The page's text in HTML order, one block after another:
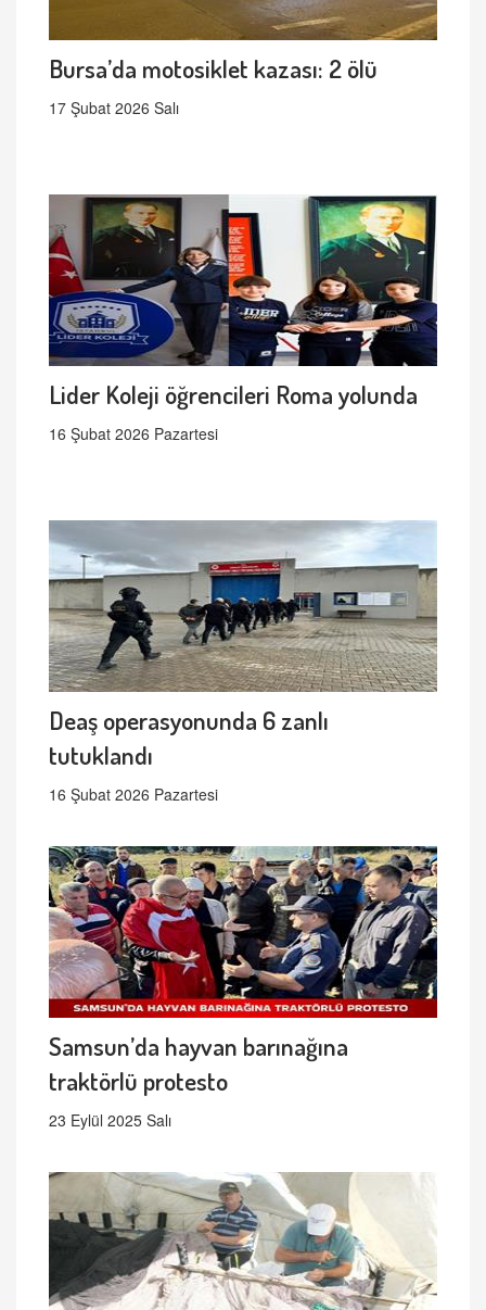
Bursa’da motosiklet kazası: 2 ölü
17 Şubat 2026 Salı
Lider Koleji öğrencileri Roma yolunda
16 Şubat 2026 Pazartesi
Deaş operasyonunda 6 zanlı
tutuklandı
16 Şubat 2026 Pazartesi
Samsun’da hayvan barınağına
traktörlü protesto
23 Eylül 2025 Salı